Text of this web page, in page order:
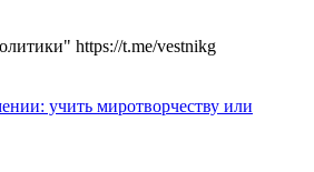
https://t.me/vestnikg
учить миротворчеству или